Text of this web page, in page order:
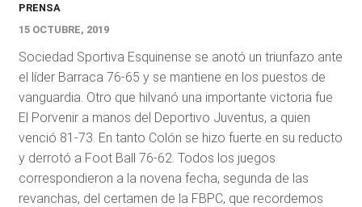
PRENSA
15 OCTUBRE, 2019
Sociedad Sportiva Esquinense se anotó un triunfazo ante
el líder Barraca 76-65 y se mantiene en los puestos de
vanguardia. Otro que hilvanó una importante victoria fue
El Porvenir a manos del Deportivo Juventus, a quien
venció 81-73. En tanto Colón se hizo fuerte en su reducto
y derrotó a Foot Ball 76-62. Todos los juegos
correspondieron a la novena fecha, segunda de las
revanchas, del certamen de la FBPC, que recordemos